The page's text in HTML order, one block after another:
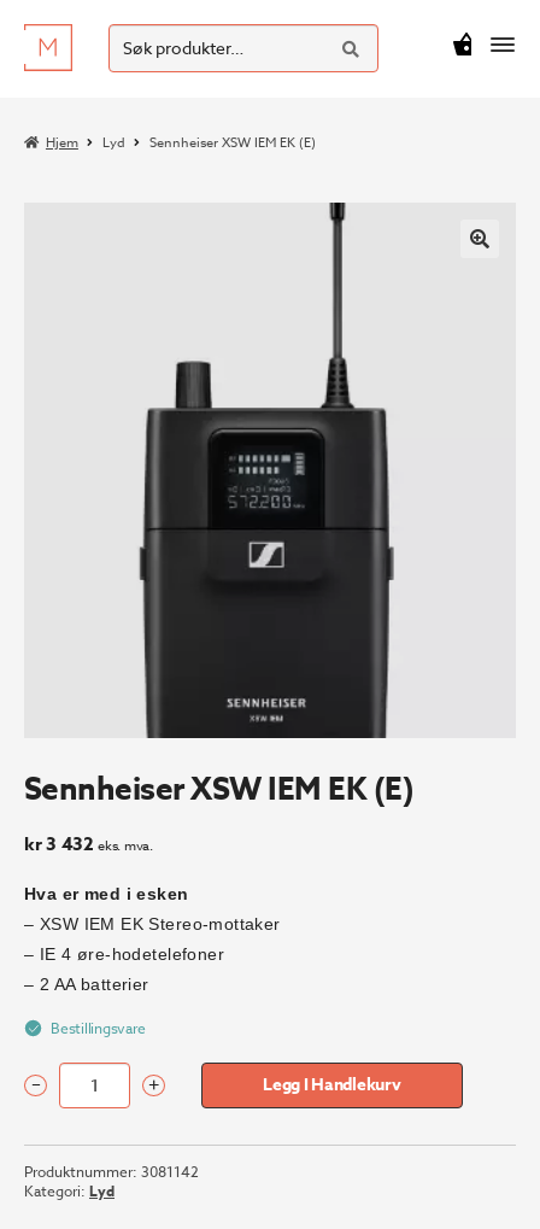
Hopp
til
Hopp
til
Søk
etter:
SØK
kr0
Hjem Lyd Sennheiser XSW IEM EK (E)
Sennheiser XSW IEM EK (E)
kr3 432 eks. mva.
Hva er med i esken
– XSW IEM EK Stereo-mottaker
– IE 4 øre-hodetelefoner
– 2 AA batterier
Bestillingsvare
Sennheiser
IEM
EK
(E)
– + Legg I Handlekurv
Produktnummer: 3081142
Kategori: Lyd